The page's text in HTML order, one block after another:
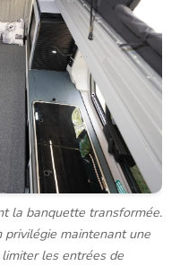
la banquette transformée.
maintenant une
les entrées de